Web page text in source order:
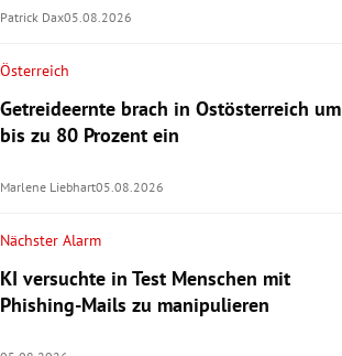
Patrick Dax05.08.2026
Österreich
Getreideernte brach in Ostösterreich um
bis zu 80 Prozent ein
Marlene Liebhart05.08.2026
Nächster Alarm
KI versuchte in Test Menschen mit
Phishing-Mails zu manipulieren